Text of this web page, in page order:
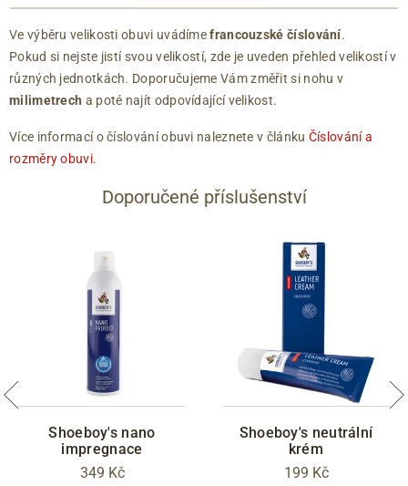
Ve výběru velikosti obuvi uvádímefrancouzské číslování.
Pokud si nejste jistí svou velikostí, zde je uveden přehled velikostí v
různých jednotkách. Doporučujeme Vám změřit si nohu v
milimetrech a poté najít odpovídající velikost.
Více informací o číslování obuvi naleznete v článku Číslování a
rozměry obuvi.
Doporučené příslušenství
Shoeboy's nano
impregnace
349 Kč
Shoeboy's neutrální
krém
199 Kč